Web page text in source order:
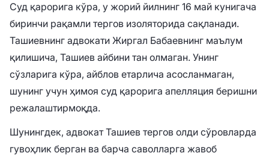
Суд қарорига кўра, у жорий йилнинг 16 май кунигача
биринчи рақамли тергов изоляторида сақланади.
Ташиевнинг адвокати Жиргал Бабаевнинг маълум
қилишича, Ташиев айбини тан олмаган. Унинг
сўзларига кўра, айблов етарлича асосланмаган,
шунинг учун ҳимоя суд қарорига апелляция беришни
режалаштирмоқда.
Шунингдек, адвокат Ташиев тергов олди сўровларда
гувоҳлик берган ва барча саволларга жавоб